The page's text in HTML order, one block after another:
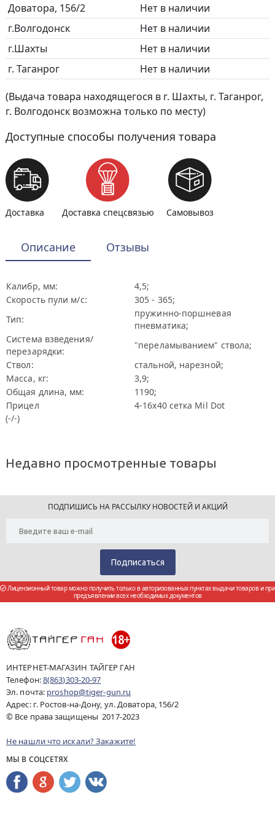
Доватора, 156/2
Нет в наличии
г.Волгодонск
Нет в наличии
г.Шахты
Нет в наличии
г. Таганрог
Нет в наличии
(Выдача товара находящегося в г. Шахты, г. Таганрог,
г. Волгодонск возможна только по месту)
Доступные способы получения товара
Доставка Доставка спецсвязью Самовывоз
Описание Отзывы
Калибр, мм:
4,5;
Скорость пули м/с:
305 - 365;
Тип:
пружинно-поршневая
пневматика;
Система взведения/
перезарядки:
"переламыванием" ствола;
Ствол:
стальной, нарезной;
Масса, кг:
3,9;
Общая длина, мм:
1190;
Прицел
4-16х40 сетка Mil Dot
(-/-)
Недавно просмотренные товары
ПОДПИШИСЬ НА РАССЫЛКУ НОВОСТЕЙ И АКЦИЙ
Лицензионный товар можно получить только в авторизованных пунктах выдачи товаров и при
предъявлении всех необходимых документов
ИНТЕРНЕТ-МАГАЗИН ТАЙГЕР ГАН
Телефон:8(863)303-20-97
Эл. почта: proshop@tiger-gun.ru
Адрес: г. Ростов-на-Дону, ул. Доватора, 156/2
© Все права защищены 2017-2023
Не нашли что искали? Закажите!
МЫ В СОЦСЕТЯХ